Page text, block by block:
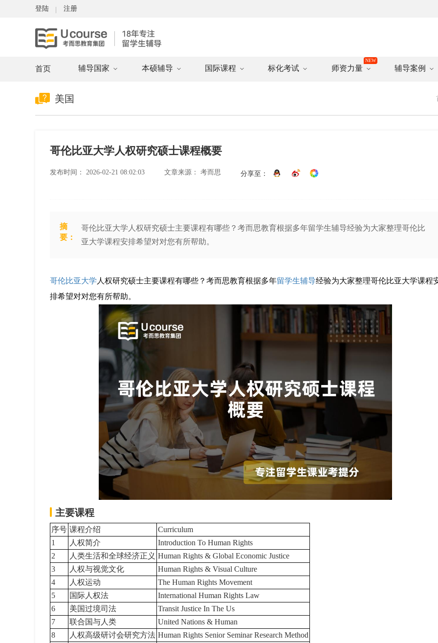
登陆 注册
首页 辅导国家 本硕辅导 国际课程 标化考试 师资力量 辅导案例
美国
哥伦比亚大学人权研究硕士课程概要
发布时间： 2026-02-21 08:02:03 文章来源： 考而思 分享至：
摘
要：
哥伦比亚大学人权研究硕士主要课程有哪些？考而思教育根据多年留学生辅导经验为大家整理哥伦比
亚大学课程安排希望对对您有所帮助。
哥伦比亚大学 人权研究硕士主要课程有哪些？考而思教育根据多年留学生辅导经验为大家整理哥伦比亚大学课程
排希望对对您有所帮助。
主要课程
序号 课程介绍
Curriculum
1
人权简介
Introduction To Human Rights
2
人类生活和全球经济正义 Human Rights & Global Economic Justice
3
人权与视觉文化
Human Rights & Visual Culture
4
人权运动
The Human Rights Movement
5
国际人权法
International Human Rights Law
6
美国过境司法
Transit Justice In The Us
7
联合国与人类
United Nations & Human
8
人权高级研讨会研究方法 Human Rights Senior Seminar Research Method